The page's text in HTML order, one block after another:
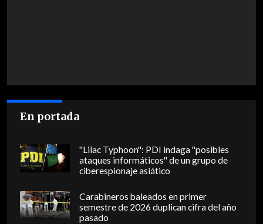
En portada
"Lilac Typhoon": PDI indaga "posibles
ataques informáticos" de un grupo de
ciberespionaje asiático
Carabineros baleados en primer
semestre de 2026 duplican cifra del año
pasado